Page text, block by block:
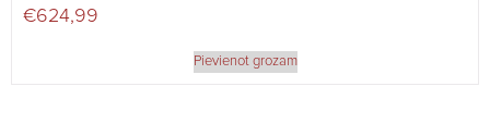
€624,99
Pievienot grozam